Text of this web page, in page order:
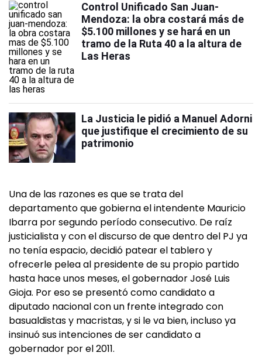
Control Unificado San Juan-
Mendoza: la obra costará más de
$5.100 millones y se hará en un
tramo de la Ruta 40 a la altura de
Las Heras
La Justicia le pidió a Manuel Adorni
que justifique el crecimiento de su
patrimonio
Una de las razones es que se trata del
departamento que gobierna el intendente Mauricio
Ibarra por segundo período consecutivo. De raíz
justicialista y con el discurso de que dentro del PJ ya
no tenía espacio, decidió patear el tablero y
ofrecerle pelea al presidente de su propio partido
hasta hace unos meses, el gobernador José Luis
Gioja. Por eso se presentó como candidato a
diputado nacional con un frente integrado con
basualdistas y macristas, y si le va bien, incluso ya
insinuó sus intenciones de ser candidato a
gobernador por el 2011.